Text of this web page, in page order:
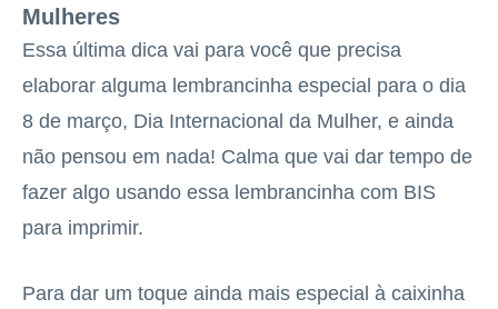
Mulheres
Essa última dica vai para você que precisa
elaborar alguma lembrancinha especial para o dia
8 de março, Dia Internacional da Mulher, e ainda
não pensou em nada! Calma que vai dar tempo de
fazer algo usando essa lembrancinha com BIS
para imprimir.
Para dar um toque ainda mais especial à caixinha